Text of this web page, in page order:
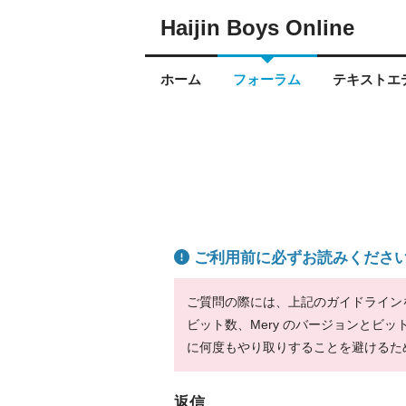
Haijin Boys Online
ホーム フォーラム テキストエ
ご利用前に必ずお読みくださ
ご質問の際には、上記のガイドライ
ビット数、Mery のバージョンとビッ
に何度もやり取りすることを避ける